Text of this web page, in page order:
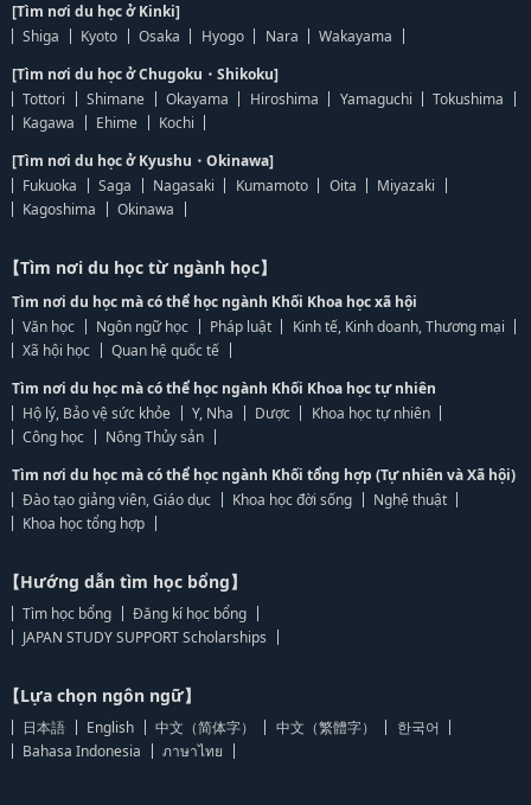
[Tìm nơi du học ở Kinki]
Shiga
Kyoto Osaka Hyogo Nara
Wakayama
[Tìm nơi du học ở Chugoku・Shikoku]
Tottori
Shimane Okayama Hiroshima Yamaguchi
Tokushima
Kagawa
Ehime
Kochi
[Tìm nơi du học ở Kyushu・Okinawa]
Fukuoka
Saga Nagasaki Kumamoto Oita
Miyazaki
Kagoshima
Okinawa
【Tìm nơi du học từ ngành học】
Tìm nơi du học mà có thể học ngành Khối Khoa học xã hội
Văn học
Ngôn ngữ học Pháp luật
Kinh tế, Kinh doanh, Thương mại
Xã hội học
Quan hệ quốc tế
Tìm nơi du học mà có thể học ngành Khối Khoa học tự nhiên
Hộ lý, Bảo vệ sức khỏe
Y, Nha Dược
Khoa học tự nhiên
Công học
Nông Thủy sản
Tìm nơi du học mà có thể học ngành Khối tổng hợp (Tự nhiên và Xã hội)
Đào tạo giảng viên, Giáo dục
Khoa học đời sống
Nghệ thuật
Khoa học tổng hợp
【Hướng dẫn tìm học bổng】
Tìm học bổng
Đăng kí học bổng
JAPAN STUDY SUPPORT Scholarships
【Lựa chọn ngôn ngữ】
日本語 English 中文（简体字） 中文（繁體字）
한국어
Bahasa Indonesia
ภาษาไทย